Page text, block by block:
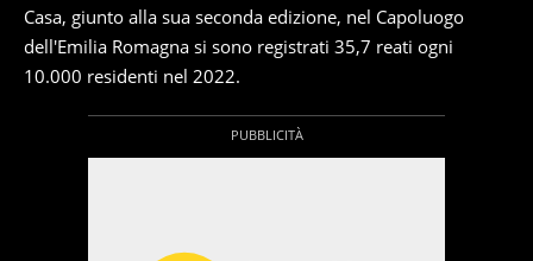
Casa, giunto alla sua seconda edizione, nel Capoluogo
dell'Emilia Romagna si sono registrati 35,7 reati ogni
10.000 residenti nel 2022.